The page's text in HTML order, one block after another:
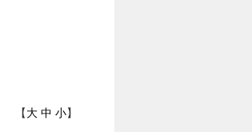
【 大 中 小】